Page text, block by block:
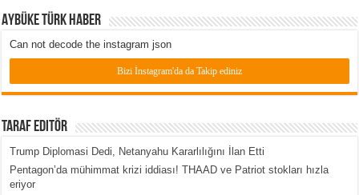
Aybüke Türk Haber
Can not decode the instagram json
Bizi İnstagram'da da Takip ediniz
Taraf Editör
Trump Diplomasi Dedi, Netanyahu Kararlılığını İlan Etti
Pentagon’da mühimmat krizi iddiası! THAAD ve Patriot stokları hızla
eriyor